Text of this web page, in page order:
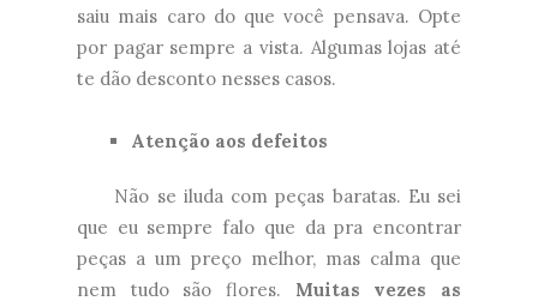
saiu mais caro do que você pensava. Opte
por pagar sempre a vista. Algumas lojas até
te dão desconto nesses casos.
Atenção aos defeitos
Não se iluda com peças baratas. Eu sei
que eu sempre falo que da pra encontrar
peças a um preço melhor, mas calma que
nem tudo são flores. Muitas vezes as